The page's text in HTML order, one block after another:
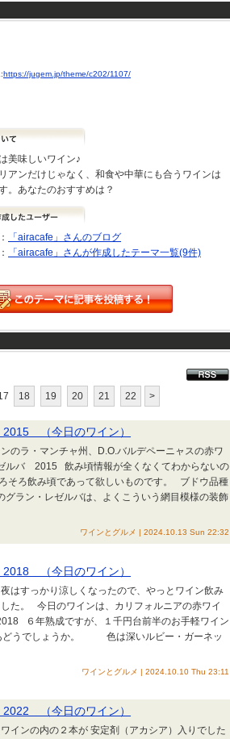
https://jugem.jp/theme/c202/1107/
美味しいワイン♪
アンだけじゃなく、和食や中華にも合うワインは
。あなたのおすすめは？
「airacafe」さんのブログ
「airacafe」さんが作成したテーマ一覧(9件)
18 19 20 21 22 >
（今日のワイン）
のラ・マンチャ州、D.O.バルデペーニャスの赤ワ
バ 2015 飲み頃情報が全くなくてわからないの
そろ飲み頃であって欲しいものです。 ブドウ品種
ラン・レゼルバは、よくこういう網目模様の装飾
ワインとグルメ | 2024.10.13 Sun 22:32
（今日のワイン）
はすっかり涼しくなったので、やっとワイン飲み
た。 今日のワインは、カリフォルニアの赤ワイ
６年熟成ですが、１千円台前半のお手軽ワイン
どうでしょうか。 色は深いルビー・ガーネッ
ワインとグルメ | 2024.10.10 Thu 23:11
（今日のワイン）
インの内の２本が 安定剤（アカシア）入りでした